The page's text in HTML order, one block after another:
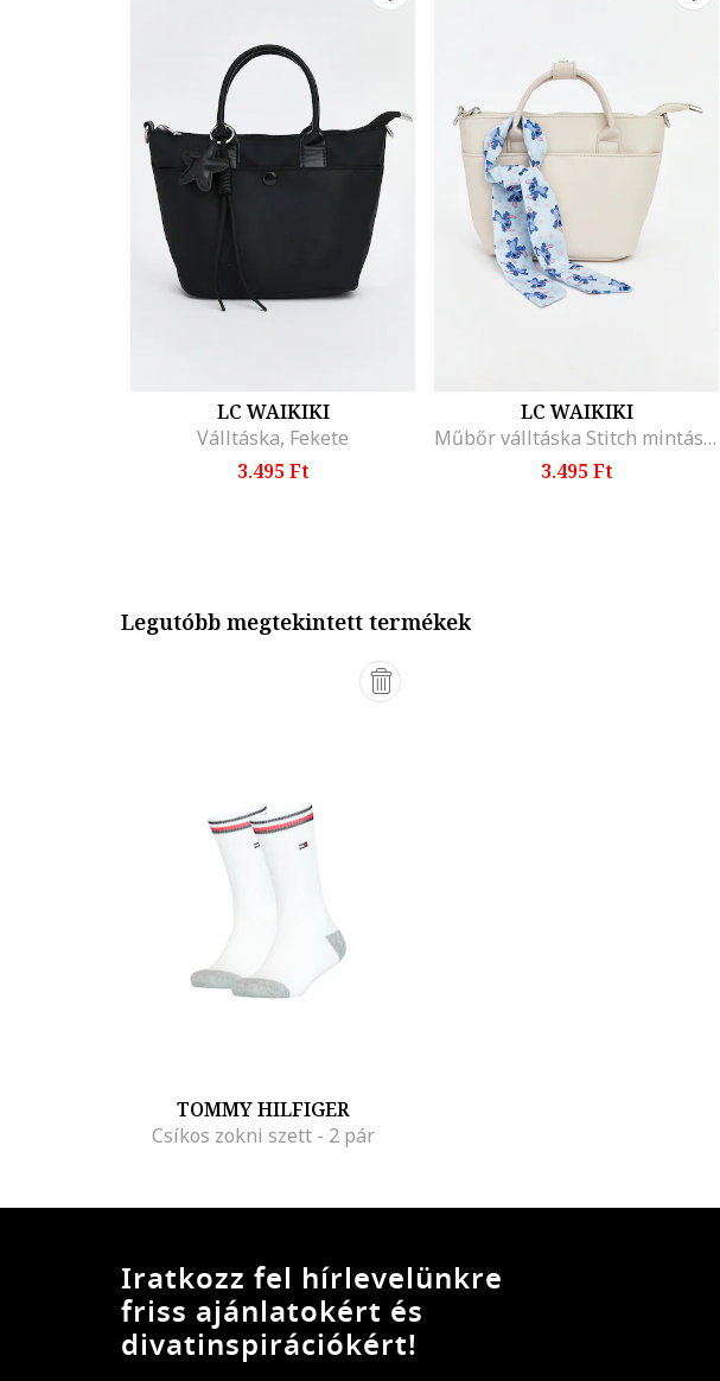
LC WAIKIKI
Válltáska, Fekete
3.495 Ft
LC WAIKIKI
Műbőr válltáska Stitch mintás kendővel, Csontszín/Kék
3.495 Ft
Legutóbb megtekintett termékek
TOMMY HILFIGER
Csíkos zokni szett - 2 pár
Iratkozz fel hírlevelünkre
friss ajánlatokért és
divatinspirációkért!